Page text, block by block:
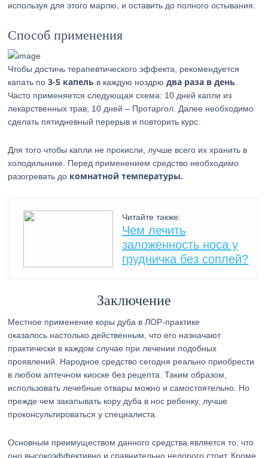
используя для этого марлю, и оставить до полного остывания.
Способ применения
Чтобы достичь терапевтического эффекта, рекомендуется
капать по3-5 капель в каждую ноздрюдва раза в день
Часто применяется следующая схема: 10 дней капли из
лекарственных трав, 10 дней – Протаргол. Далее необходимо
сделать пятидневный перерыв и повторить курс.
Для того чтобы капли не прокисли, лучше всего их хранить в
холодильнике. Перед применением средство необходимо
разогревать до комнатной температуры.
Читайте также:
Чем лечить
заложенность носа у
грудничка без соплей?
Заключение
Местное применение коры дуба в ЛОР-практике
оказалось настолько действенным, что его назначают
практически в каждом случае при лечении подобных
проявлений. Народное средство сегодня реально приобрести
в любом аптечном киоске без рецепта. Таким образом,
использовать лечебные отвары можно и самостоятельно. Но
прежде чем закапывать кору дуба в нос ребенку, лучше
проконсультироваться у специалиста.
Основным преимуществом данного средства является то, что
оно высокоэффективно и сравнительно недорого стоит. Кроме